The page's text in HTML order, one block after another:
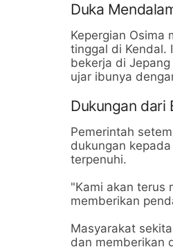
Duka
Kepergian Osima
tinggal di Kendal.
bekerja di
ujar ibunya
Dukungan dari
Pemerintah
dukungan
terpenuhi.
"Kami akan terus
memberikan
Masyarakat
dan memberikan